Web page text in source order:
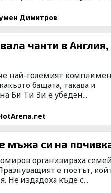
Димитров
чанти в Англия,
най-големият
бащата, такава и
Би Ти Ви е убеден...
мъжа си на
организираха
е поетът,
Не издадоха къде с...